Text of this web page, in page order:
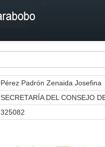
Pérez Padrón Zenaida Josefina
SECRETARÍA DEL CONSEJO
325082